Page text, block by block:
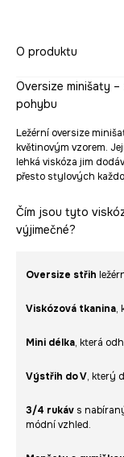
O produktu
Oversize minišaty
pohybu
Ležérní oversize
květinovým vzorem.
lehká viskóza jim
přesto stylových
Čím jsou tyto
výjimečné?
Oversize střih
Viskózová tkanina,
Mini délka, která
Výstřih do V, který
3/4 rukáv s
módní vzhled.